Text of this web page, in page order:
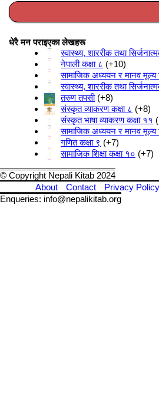
धेरै मन पराइएका लेखहरू
स्वास्थ्य, शाररीक तथा
नेपाली कक्षा ८
+10
सामाजिक अध्ययन र मानव मूल्य
स्वास्थ्य, शाररीक तथा
तरुण तपसी +8
संस्कृत व्याकरण कक्षा ८
+8
संस्कृत भाषा व्याकरण कक्षा ११
सामाजिक अध्ययन र मानव मूल्य
गणित कक्षा ९
+7
सामाजिक शिक्षा कक्षा १० +7
© Copyright Nepali Kitab 2024
About
Contact Privacy Policy
Enqueries: info@nepalikitab.org